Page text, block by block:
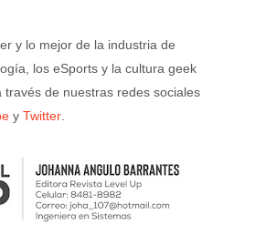
y lo mejor de la industria de
los eSports y la cultura geek
través de nuestras redes sociales
y Twitter.